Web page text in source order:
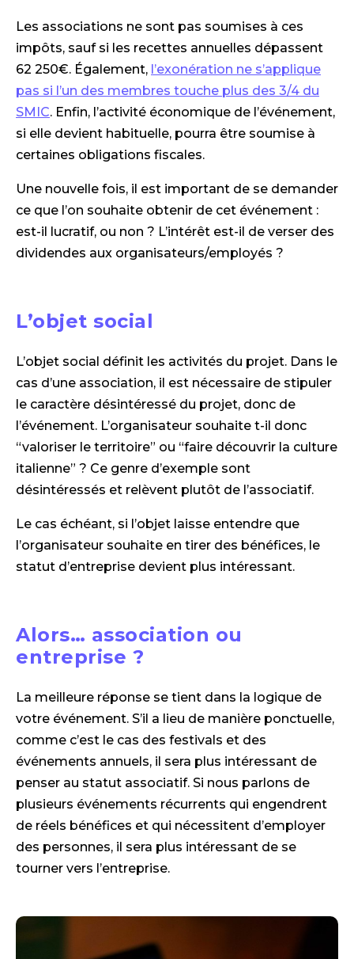
Les associations ne sont pas soumises à ces
impôts, sauf si les recettes annuelles dépassent
62 250€. Également, l’exonération ne s’applique
pas si l’un des membres touche plus des 3/4 du
SMIC. Enfin, l’activité économique de l’événement,
si elle devient habituelle, pourra être soumise à
certaines obligations fiscales.
Une nouvelle fois, il est important de se demander
ce que l’on souhaite obtenir de cet événement :
est-il lucratif, ou non ? L’intérêt est-il de verser des
dividendes aux organisateurs/employés ?
L’objet social
L’objet social définit les activités du projet. Dans le
cas d’une association, il est nécessaire de stipuler
le caractère désintéressé du projet, donc de
l’événement. L’organisateur souhaite t-il donc
“valoriser le territoire” ou “faire découvrir la culture
italienne” ? Ce genre d’exemple sont
désintéressés et relèvent plutôt de l’associatif.
Le cas échéant, si l’objet laisse entendre que
l’organisateur souhaite en tirer des bénéfices, le
statut d’entreprise devient plus intéressant.
Alors… association ou
entreprise ?
La meilleure réponse se tient dans la logique de
votre événement. S’il a lieu de manière ponctuelle,
comme c’est le cas des festivals et des
événements annuels, il sera plus intéressant de
penser au statut associatif. Si nous parlons de
plusieurs événements récurrents qui engendrent
de réels bénéfices et qui nécessitent d’employer
des personnes, il sera plus intéressant de se
tourner vers l’entreprise.